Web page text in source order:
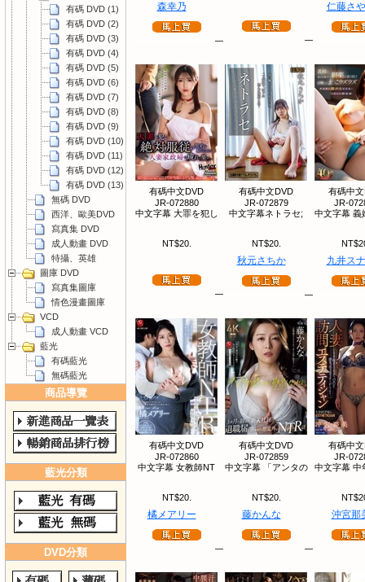
有碼 DVD (1)
有碼 DVD (2)
有碼 DVD (3)
有碼 DVD (4)
有碼 DVD (5)
有碼 DVD (6)
有碼 DVD (7)
有碼 DVD (8)
有碼 DVD (9)
有碼 DVD (10)
有碼 DVD (11)
有碼 DVD (12)
有碼 DVD (13)
無碼 DVD
西洋、歐美DVD
寫真集 DVD
成人動畫 DVD
特攝、英雄
圖庫 DVD
寫真集圖庫
情色漫畫圖庫
VCD
成人動畫 VCD
藍光
有碼藍光
無碼藍光
商品導覽
藍光分類
DVD分類
森幸乃 仁藤さ
有碼中文DVD
JR-072880
中文字幕 大罪を犯し
NT$20.
有碼中文DVD
JR-072879
中文字幕ネトラセ;
NT$20.
秋元さちか
有碼中
JR-
中文字幕 義
九井ス
有碼中文DVD
JR-072860
中文字幕 女教師NT
NT$20.
橘メアリー
有碼中文DVD
JR-072859
中文字幕 「アンタの
NT$20.
藤かんな
有碼中
JR-
中文字幕 中
沖宮那